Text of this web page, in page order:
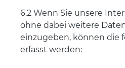
6.2 Wenn Sie unsere
ohne dabei weitere
einzugeben, können die
erfasst werden: